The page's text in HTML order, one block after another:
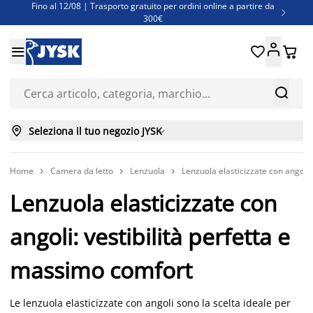
Fino al 12/08 | Trasporto gratuito per ordini online a partire da
300€

Super offerte d'estate | Oltre 1.500 articoli fino al 70%
Finanziamenti - Scegli il piano di rimborso più adatto a te


 
 Seleziona il tuo negozio JYSK
Home  Camera da letto  Lenzuola  Lenzuola elasticizzate con angoli
Lenzuola elasticizzate con
angoli: vestibilità perfetta e
massimo comfort
Le lenzuola elasticizzate con angoli sono la scelta ideale per